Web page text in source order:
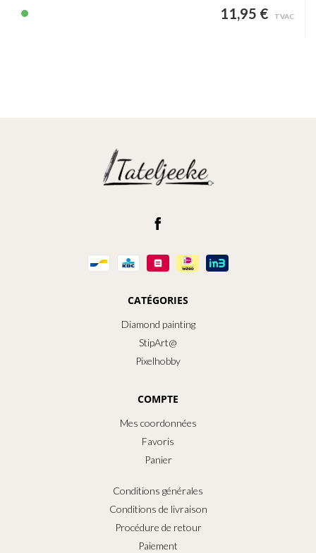
11,95 € TVAC
CATÉGORIES
Diamond painting
StipArt@
Pixelhobby
COMPTE
Mes coordonnées
Favoris
Panier
Conditions générales
Conditions de livraison
Procédure de retour
Paiement